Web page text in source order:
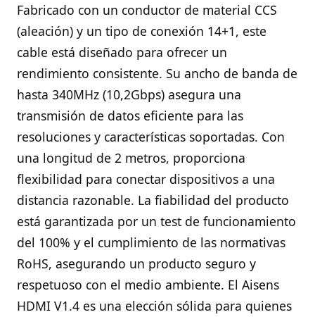
Fabricado con un conductor de material CCS
(aleación) y un tipo de conexión 14+1, este
cable está diseñado para ofrecer un
rendimiento consistente. Su ancho de banda de
hasta 340MHz (10,2Gbps) asegura una
transmisión de datos eficiente para las
resoluciones y características soportadas. Con
una longitud de 2 metros, proporciona
flexibilidad para conectar dispositivos a una
distancia razonable. La fiabilidad del producto
está garantizada por un test de funcionamiento
del 100% y el cumplimiento de las normativas
RoHS, asegurando un producto seguro y
respetuoso con el medio ambiente. El Aisens
HDMI V1.4 es una elección sólida para quienes